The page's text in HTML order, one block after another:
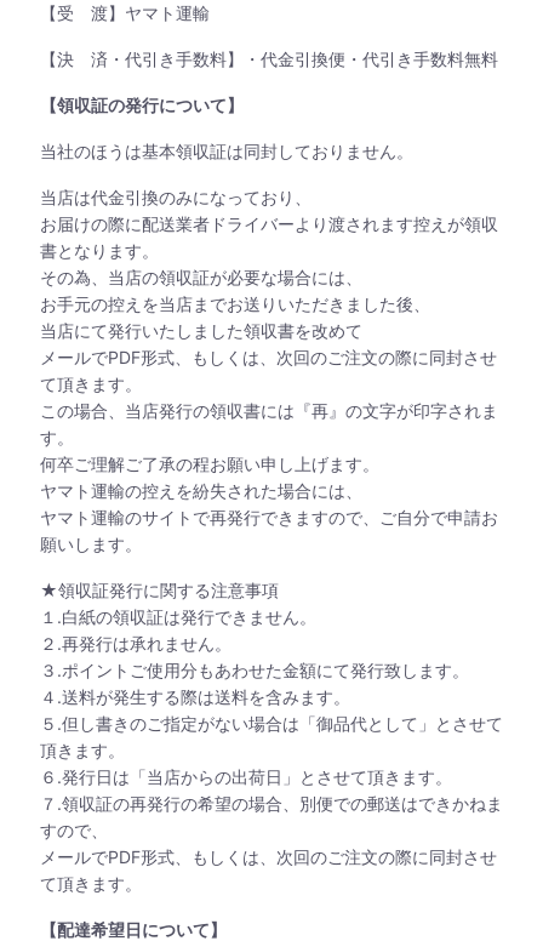
【受 渡】ヤマト運輸
【決 済・代引き手数料】・代金引換便・代引き手数料無料
【領収証の発行について】
当社のほうは基本領収証は同封しておりません。
当店は代金引換のみになっており、
お届けの際に配送業者ドライバーより渡されます控えが領収
書となります。
その為、当店の領収証が必要な場合には、
お手元の控えを当店までお送りいただきました後、
当店にて発行いたしました領収書を改めて
メールでPDF形式、もしくは、次回のご注文の際に同封させ
て頂きます。
この場合、当店発行の領収書には『再』の文字が印字されま
す。
何卒ご理解ご了承の程お願い申し上げます。
ヤマト運輸の控えを紛失された場合には、
ヤマト運輸のサイトで再発行できますので、ご自分で申請お
願いします。
★領収証発行に関する注意事項
１.白紙の領収証は発行できません。
２.再発行は承れません。
３.ポイントご使用分もあわせた金額にて発行致します。
４.送料が発生する際は送料を含みます。
５.但し書きのご指定がない場合は「御品代として」とさせて
頂きます。
６.発行日は「当店からの出荷日」とさせて頂きます。
７.領収証の再発行の希望の場合、別便での郵送はできかねま
すので、
メールでPDF形式、もしくは、次回のご注文の際に同封させ
て頂きます。
【配達希望日について】